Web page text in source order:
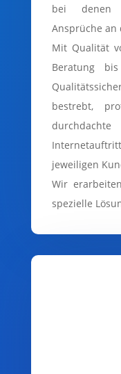
bei denen
Ansprüche an
Mit Qualität
Beratung
bestrebt,
jeweiligen
Wir
spezielle